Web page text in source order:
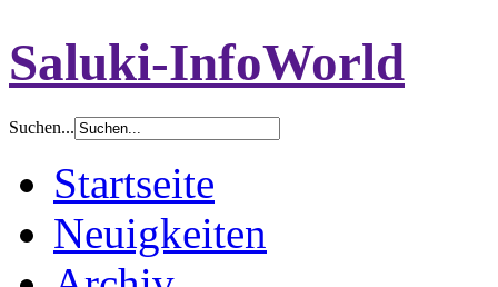
Saluki-InfoWorld
Suchen...
Startseite
Neuigkeiten